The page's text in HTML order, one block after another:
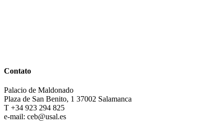
Contato
Palacio de Maldonado
Plaza de San Benito, 1 37002 Salamanca
T +34 923 294 825
e-mail: ceb@usal.es